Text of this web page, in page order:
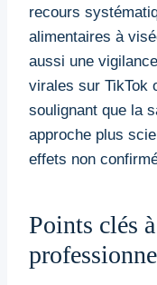
recours
alimentaires à
aussi une
virales sur TikTok
soulignant que la
approche plus
effets non
Points clés